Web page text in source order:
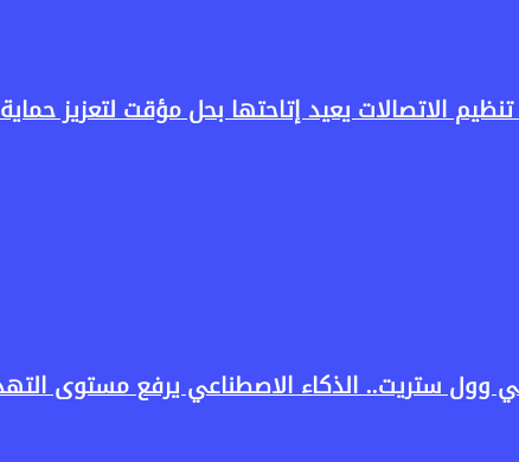
وول ستريت.. الذكاء الاصطناعي يرفع مستوى